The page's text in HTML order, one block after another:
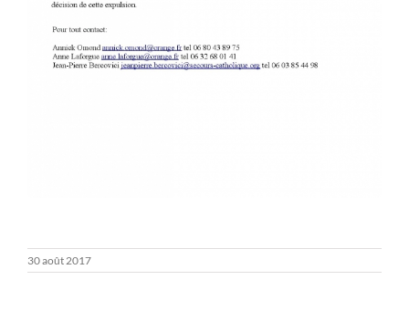
30 août 2017